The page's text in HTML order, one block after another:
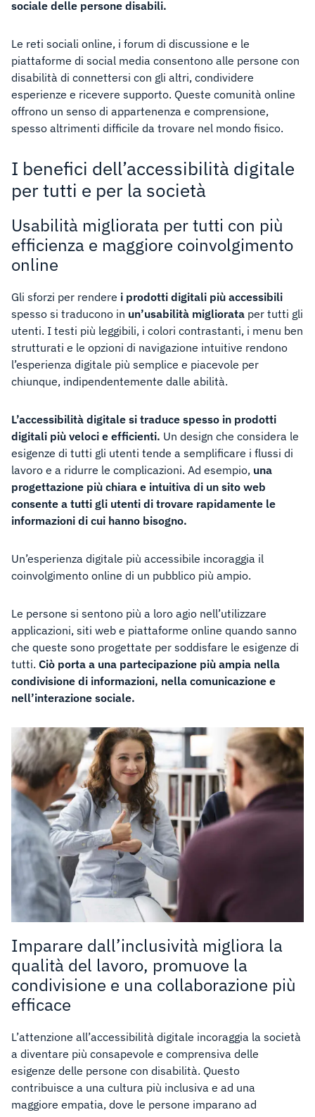
sociale delle persone disabili.
Le reti sociali online, i forum di discussione e le
piattaforme di social media consentono alle persone con
disabilità di connettersi con gli altri, condividere
esperienze e ricevere supporto. Queste comunità online
offrono un senso di appartenenza e comprensione,
spesso altrimenti difficile da trovare nel mondo fisico.
I benefici dell’accessibilità digitale
per tutti e per la società
Usabilità migliorata per tutti con più
efficienza e maggiore coinvolgimento
online
Gli sforzi per rendere i prodotti digitali più accessibili
spesso si traducono in un’usabilità migliorata per tutti gli
utenti. I testi più leggibili, i colori contrastanti, i menu ben
strutturati e le opzioni di navigazione intuitive rendono
l’esperienza digitale più semplice e piacevole per
chiunque, indipendentemente dalle abilità.
L’accessibilità digitale si traduce spesso in prodotti
digitali più veloci e efficienti. Un design che considera le
esigenze di tutti gli utenti tende a semplificare i flussi di
lavoro e a ridurre le complicazioni. Ad esempio, una
progettazione più chiara e intuitiva di un sito web
consente a tutti gli utenti di trovare rapidamente le
informazioni di cui hanno bisogno.
Un’esperienza digitale più accessibile incoraggia il
coinvolgimento online di un pubblico più ampio.
Le persone si sentono più a loro agio nell’utilizzare
applicazioni, siti web e piattaforme online quando sanno
che queste sono progettate per soddisfare le esigenze di
tutti. Ciò porta a una partecipazione più ampia nella
condivisione di informazioni, nella comunicazione e
nell’interazione sociale.
Imparare dall’inclusività migliora la
qualità del lavoro, promuove la
condivisione e una collaborazione più
efficace
L’attenzione all’accessibilità digitale incoraggia la società
a diventare più consapevole e comprensiva delle
esigenze delle persone con disabilità. Questo
contribuisce a una cultura più inclusiva e ad una
maggiore empatia, dove le persone imparano ad